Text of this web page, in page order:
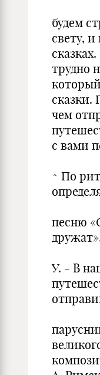
будем
свету,
трудно
сказки.
чем
с вами
^ По
песню
У. - В